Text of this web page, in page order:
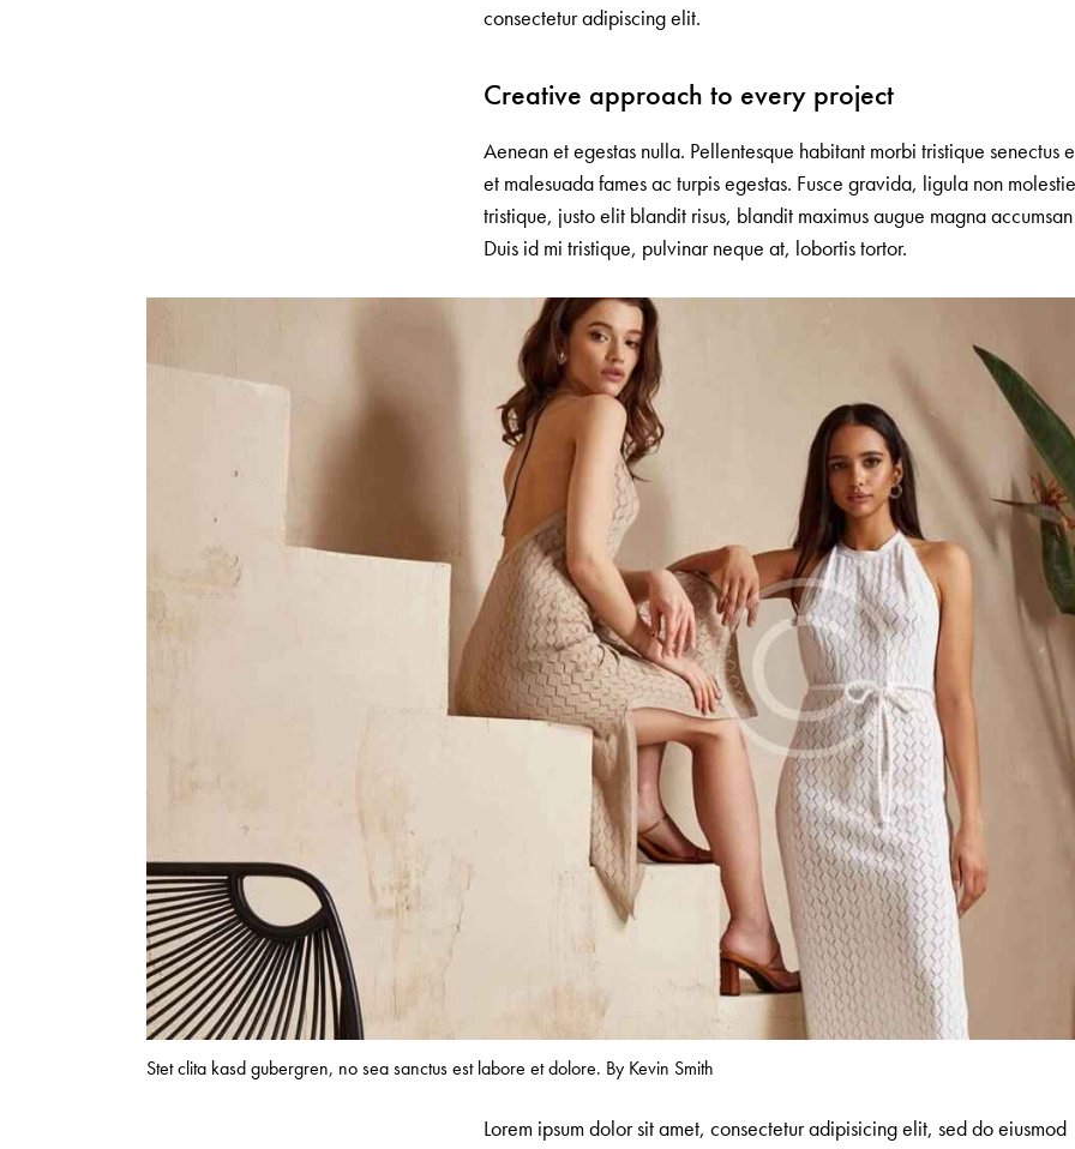
consectetur adipiscing elit.
Creative approach to every project
Aenean et egestas nulla. Pellentesque habitant morbi tristique senectus
et malesuada fames ac turpis egestas. Fusce gravida, ligula non
tristique, justo elit blandit risus, blandit maximus augue magna
Duis id mi tristique, pulvinar neque at, lobortis tortor.
Stet clita kasd gubergren, no sea sanctus est labore et dolore. By Kevin Smith
Lorem ipsum dolor sit amet, consectetur adipisicing elit, sed do eiusmod